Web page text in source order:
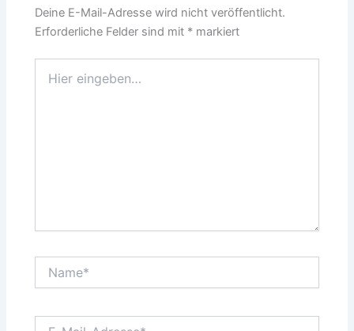
Deine E-Mail-Adresse wird nicht veröffentlicht.
Erforderliche Felder sind mit * markiert
eingeben…